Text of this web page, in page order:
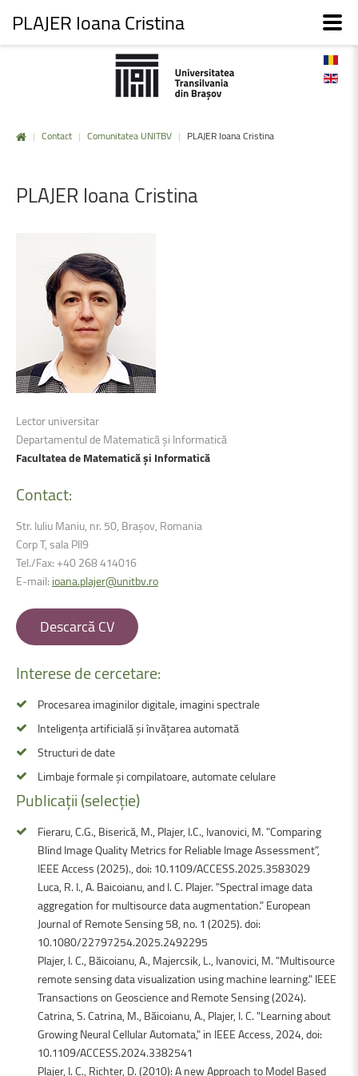
| Contact | Comunitatea UNITBV | PLAJER Ioana Cristina
PLAJER Ioana Cristina
Lector universitar
Departamentul de Matematică și Informatică
Facultatea de Matematică și Informatică
Contact:
Str. Iuliu Maniu, nr. 50, Brașov, Romania
Corp T, sala PII9
Tel./Fax: +40 268 414016
E-mail: ioana.plajer@unitbv.ro
Descarcă CV
Interesedecercetare:
Procesarea imaginilor digitale, imagini spectrale
Inteligența artificială și învățarea automată
Structuri de date
Limbaje formale și compilatoare, automate celulare
Publicații(selecție)
Fieraru, C.G., Biserică, M., Plajer, I.C., Ivanovici, M. "Comparing
Blind Image Quality Metrics for Reliable Image Assessment”,
IEEE Access (2025)., doi: 10.1109/ACCESS.2025.3583029
Luca, R. I., A. Baicoianu, and I. C. Plajer. "Spectral image data
aggregation for multisource data augmentation." European
Journal of Remote Sensing 58, no. 1 (2025). doi:
10.1080/22797254.2025.2492295
Plajer, I. C., Băicoianu, A., Majercsik, L., Ivanovici, M. "Multisource
remote sensing data visualization using machine learning." IEEE
Transactions on Geoscience and Remote Sensing (2024).
Catrina, S. Catrina, M., Băicoianu, A., Plajer, I. C. "Learning about
Growing Neural Cellular Automata," in IEEE Access, 2024, doi:
10.1109/ACCESS.2024.3382541
Plajer, I. C., Richter, D. (2010): A new Approach to Model Based
PLAJER Ioana Cristina